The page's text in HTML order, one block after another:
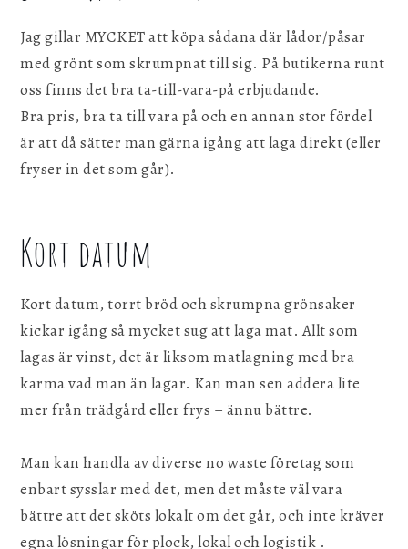
Jag gillar MYCKET att köpa sådana där lådor/påsar
med grönt som skrumpnat till sig. På butikerna runt
oss finns det bra ta-till-vara-på erbjudande.
Bra pris, bra ta till vara på och en annan stor fördel
är att då sätter man gärna igång att laga direkt (eller
fryser in det som går).
Kort datum
Kort datum, torrt bröd och skrumpna grönsaker
kickar igång så mycket sug att laga mat. Allt som
lagas är vinst, det är liksom matlagning med bra
karma vad man än lagar. Kan man sen addera lite
mer från trädgård eller frys – ännu bättre.
Man kan handla av diverse no waste företag som
enbart sysslar med det, men det måste väl vara
bättre att det sköts lokalt om det går, och inte kräver
egna lösningar för plock, lokal och logistik .